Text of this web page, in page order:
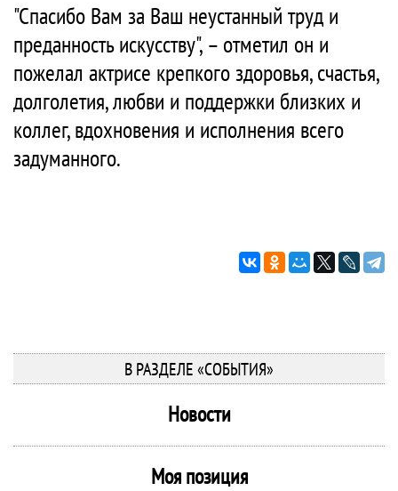
"Спасибо Вам за Ваш неустанный труд и
преданность искусству", – отметил он и
пожелал актрисе крепкого здоровья, счастья,
долголетия, любви и поддержки близких и
коллег, вдохновения и исполнения всего
задуманного.
В РАЗДЕЛЕ «СОБЫТИЯ»
Новости
Моя позиция